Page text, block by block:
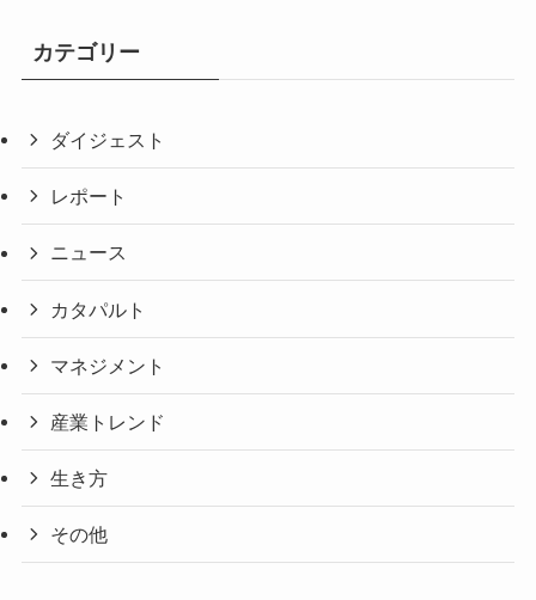
カテゴリー
ダイジェスト
レポート
ニュース
カタパルト
マネジメント
産業トレンド
生き方
その他